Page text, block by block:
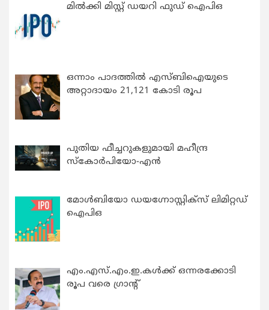
മിൽക്കി മിസ്റ്റ് ഡയറി ഫുഡ് ഐപിഒ
ഒന്നാം പാദത്തിൽ എസ്ബിഐയുടെ
അറ്റാദായം 21,121 കോടി രൂപ
പുതിയ ഫീച്ചറുകളുമായി മഹീന്ദ്ര
സ്കോർപിയോ-എൻ
മോൾബിയോ ഡയഗ്നോസ്റ്റിക്സ് ലിമിറ്റഡ്
ഐപിഒ
എം.എസ്.എം.ഇ.കൾക്ക് ഒന്നരക്കോടി
രൂപ വരെ ഗ്രാന്റ്